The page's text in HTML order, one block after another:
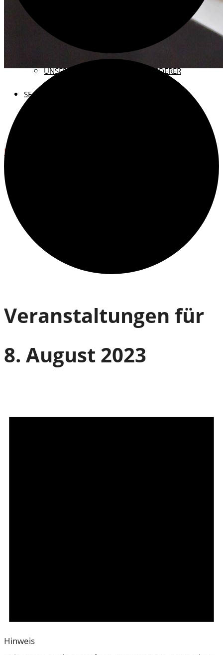
VEREINSMITGLIED WERDEN
SPENDEN FÜR DAS ARCHIV
UNSERE FÖRDERINNEN UND FÖRDERER
SEARCH
Home
Veranstaltungen für
8. August 2023
Hinweis